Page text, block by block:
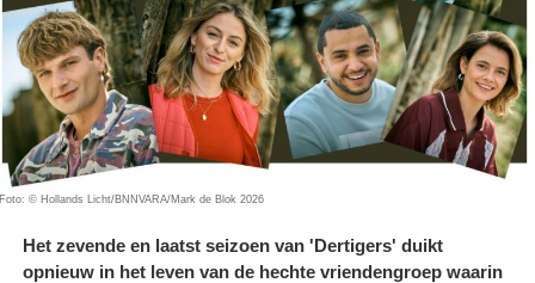
Foto: © Hollands Licht/BNNVARA/Mark de Blok 2026
Het zevende en laatst seizoen van 'Dertigers' duikt
opnieuw in het leven van de hechte vriendengroep waarin